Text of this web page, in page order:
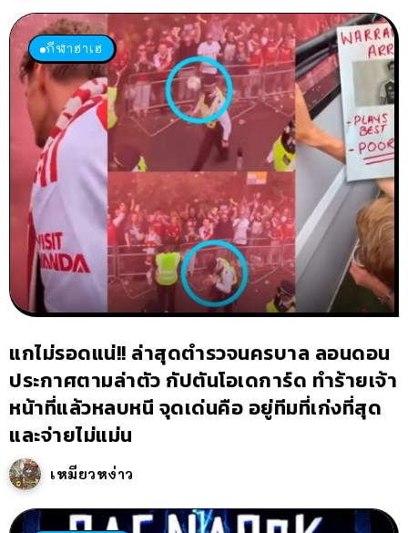
กีฬาฮาเฮ
แกไม่รอดแน่!! ล่าสุดตำรวจนครบาล ลอนดอน
ประกาศตามล่าตัว กัปตันโอเดการ์ด ทำร้ายเจ้า
หน้าที่แล้วหลบหนี จุดเด่นคือ อยู่ทีมที่เก่งที่สุด
และจ่ายไม่แม่น
เหมียวหง่าว